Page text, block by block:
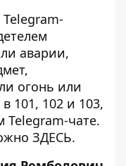
Telegram-
аварии,
огонь или
101, 102 и 103,
чате.
ЗДЕСЬ.